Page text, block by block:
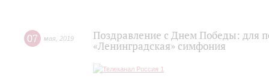
07 мая 2019
Поздравление с Днем Победы: для
«Ленинградская» симфония